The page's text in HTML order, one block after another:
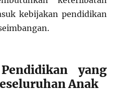
kebijakan pendidikan
yang
Anak